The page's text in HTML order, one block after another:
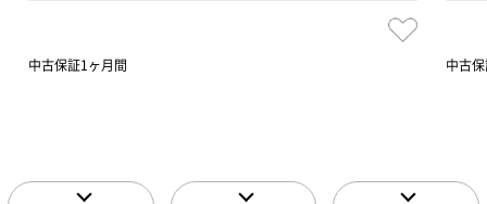
中古保証1ヶ月間 中古